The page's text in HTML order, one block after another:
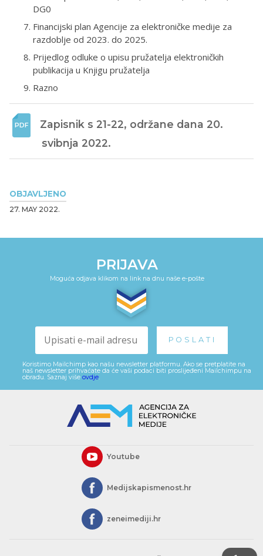
OBJAVLJENO
27. MAY 2022.
DG0
Financijski plan Agencije za elektroničke medije za
razdoblje od 2023. do 2025.
Prijedlog odluke o upisu pružatelja elektroničkih
publikacija u Knjigu pružatelja
Razno
Zapisnik s 21-22, održane dana 20.
svibnja 2022.
PRIJAVA
Moguća odjava klikom na link na dnu naše e-pošte
Koristimo Mailchimp kao našu newsletter platformu. Ako se pretplatite na
naš newsletter prihvaćate da će vaši podaci biti proslijeđeni Mailchimpu na
obradu. Saznaj više ovdje
Youtube
Medijskapismenost.hr
zeneimediji.hr